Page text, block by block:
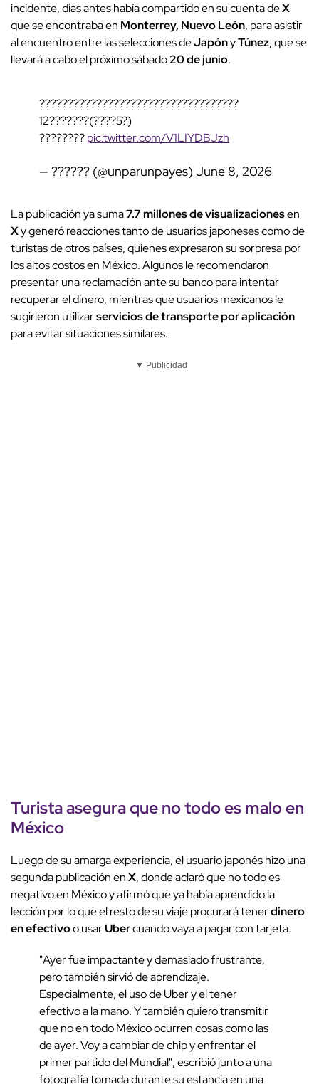
incidente, días antes había compartido en su cuenta deX
que se encontraba en Monterrey, Nuevo León, para asistir
al encuentro entre las selecciones deJapónyTúnez, que se
llevará a cabo el próximo sábado20 de junio.
???????????????????????????????????
12???????(????5?)
????????pic.twitter.com/V1LIYDBJzh
— ?????? (@unparunpayes) June 8, 2026
La publicación ya suma7.7 millones de visualizacionesen
Xy generó reacciones tanto de usuarios japoneses como de
turistas de otros países, quienes expresaron su sorpresa por
los altos costos en México. Algunos le recomendaron
presentar una reclamación ante su banco para intentar
recuperar el dinero, mientras que usuarios mexicanos le
sugirieron utilizarservicios de transporte por aplicación
para evitar situaciones similares.
▼ Publicidad
Turista asegura que no todo es malo en
México
Luego de su amarga experiencia, el usuario japonés hizo una
segunda publicación enX, donde aclaró que no todo es
negativo en México y afirmó que ya había aprendido la
lección por lo que el resto de su viaje procurará tenerdinero
en efectivoo usarUbercuando vaya a pagar con tarjeta.
"Ayer fue impactante y demasiado frustrante,
pero también sirvió de aprendizaje.
Especialmente, el uso de Uber y el tener
efectivo a la mano. Y también quiero transmitir
que no en todo México ocurren cosas como las
de ayer. Voy a cambiar de chip y enfrentar el
primer partido del Mundial", escribió junto a una
fotografía tomada durante su estancia en una